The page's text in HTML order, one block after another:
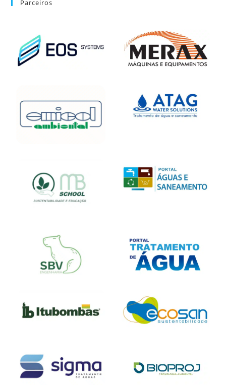
Parceiros